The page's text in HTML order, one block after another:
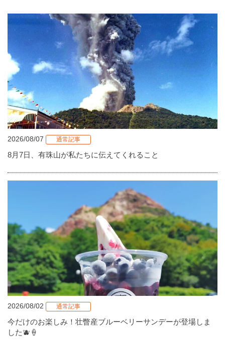
2026/08/07 通常記事
8月7日、有珠山が私たちに伝えてくれること
2026/08/02 通常記事
今だけのお楽しみ！壮瞥産ブルーベリーサンデーが登場しま
した🫐🍦